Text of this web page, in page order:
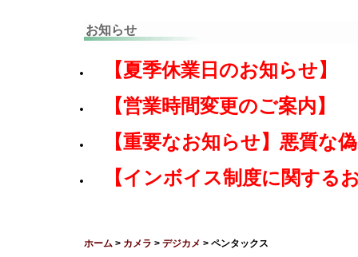
お知らせ
【夏季休業日のお知らせ】
【営業時間変更のご案内】
【重要なお知らせ】悪質な
【インボイス制度に関する
ホーム > カメラ > デジカメ > ペンタックス